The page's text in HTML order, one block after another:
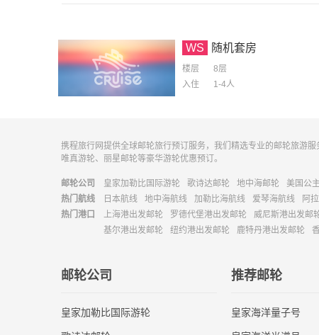
WS 随机套房
楼层
8层
入住
1-4人
携程旅行网提供全球邮轮旅行预订服务，我们精选专业的邮轮旅游
唯真游轮、丽星邮轮等豪华游轮优惠预订。
邮轮公司 皇家加勒比国际游轮 歌诗达邮轮 地中海邮轮 美国公
热门航线
日本航线 地中海航线 加勒比海航线 爱琴海航线 阿
热门港口
上海港出发邮轮 罗德代堡港出发邮轮 威尼斯港出发邮
基尔港出发邮轮
纽约港出发邮轮 鹿特丹港出发邮轮
邮轮公司
皇家加勒比国际游轮
推荐邮轮
皇家海洋量子号